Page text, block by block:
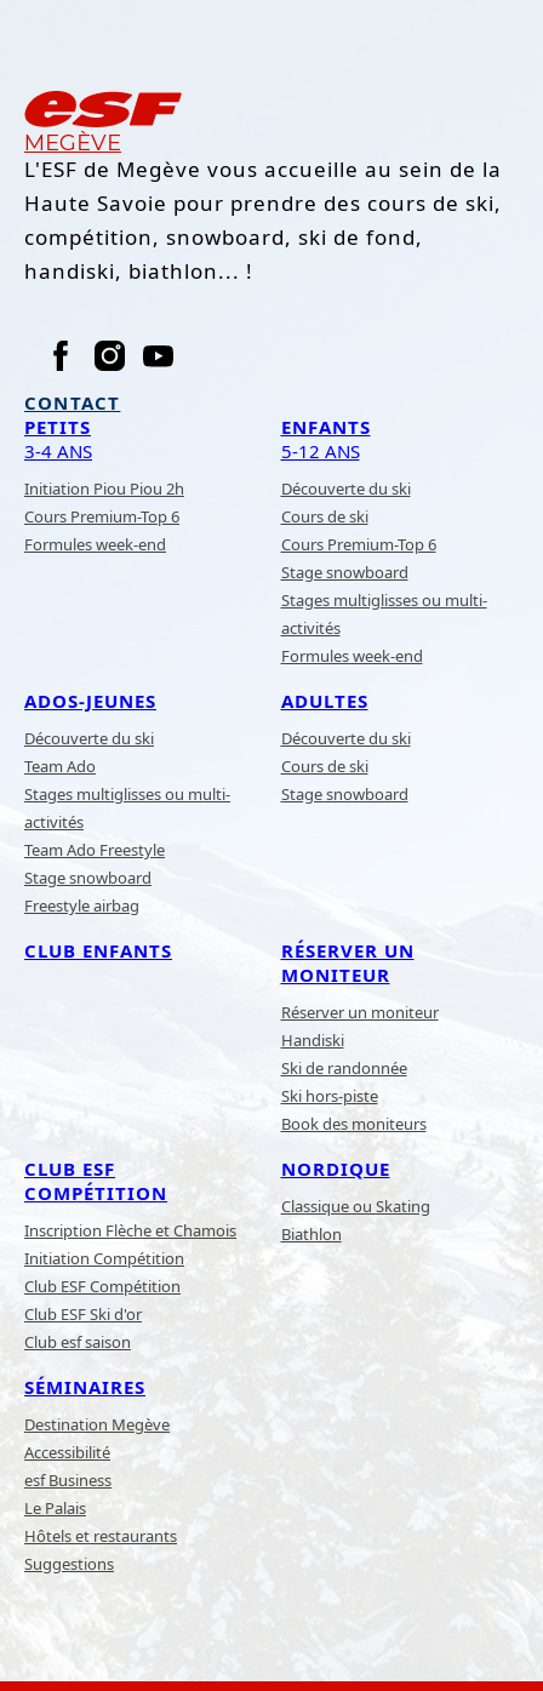
MEGÈVE
L'ESF de Megève vous accueille au sein de la
Haute Savoie pour prendre des cours de ski,
compétition, snowboard, ski de fond,
handiski, biathlon... !
CONTACT
PETITS
3-4 ANS
Initiation Piou Piou 2h
Cours Premium-Top 6
Formules week-end
ENFANTS
5-12 ANS
Découverte du ski
Cours de ski
Cours Premium-Top 6
Stage snowboard
Stages multiglisses ou multi-
activités
Formules week-end
ADOS-JEUNES
Découverte du ski
Team Ado
Stages multiglisses ou multi-
activités
Team Ado Freestyle
Stage snowboard
Freestyle airbag
ADULTES
Découverte du ski
Cours de ski
Stage snowboard
CLUB ENFANTS
RÉSERVER UN
MONITEUR
Réserver un moniteur
Handiski
Ski de randonnée
Ski hors-piste
Book des moniteurs
CLUB ESF
COMPÉTITION
Inscription Flèche et Chamois
Initiation Compétition
Club ESF Compétition
Club ESF Ski d'or
Club esf saison
NORDIQUE
Classique ou Skating
Biathlon
SÉMINAIRES
Destination Megève
Accessibilité
esf Business
Le Palais
Hôtels et restaurants
Suggestions